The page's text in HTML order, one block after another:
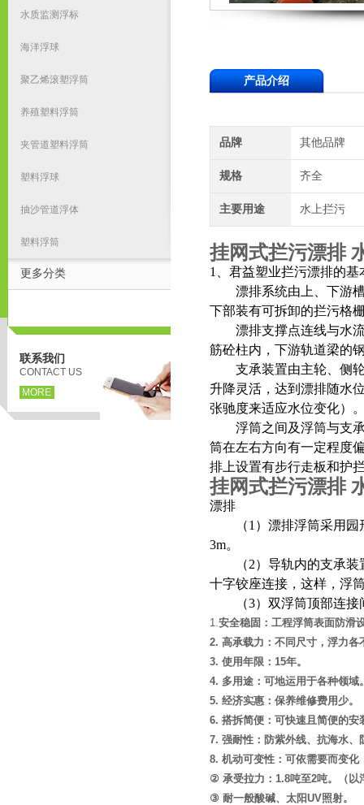
水质监测浮标
海洋浮球
聚乙烯滚塑浮筒
养殖塑料浮筒
夹管道塑料浮筒
塑料浮球
抽沙管道浮体
塑料浮筒
更多分类
联系我们
CONTACT US
MORE
产品介绍
品牌 其他品牌
规格 齐全
主要用途 水上拦污
挂网式拦污漂排
1、君益塑业拦污漂排的基
漂排系统由上、下游槽
下部装有可拆卸的拦污格
漂排支撑点连线与水流
筋砼柱内，下游轨道梁的
支承装置由主轮、侧轮
升降灵活，达到漂排随水
张驰度来适应水位变化）
浮筒之间及浮筒与支承
筒在左右方向有一定程度
排上设置有步行走板和护
挂网式拦污漂排
漂排
（1）漂排浮筒采用园形
3m。
（2）导轨内的支承装置
十字铰座连接，这样，浮
（3）双浮筒顶部连接
1.安全稳固：工程浮筒表面防滑
2. 高承载力：不同尺寸，浮力各
3. 使用年限： 15年。
4. 多用途：可地运用于各种领域
5. 经济实惠：保养维修费用少。
6. 搭拆简便：可快速且简便的安
7. 强耐性：防紫外线、抗海水
8. 机动可变性：可依需要而变化
② 承受拉力： 1.8吨至2吨。（以
③ 耐一般酸碱、太阳UV照射。